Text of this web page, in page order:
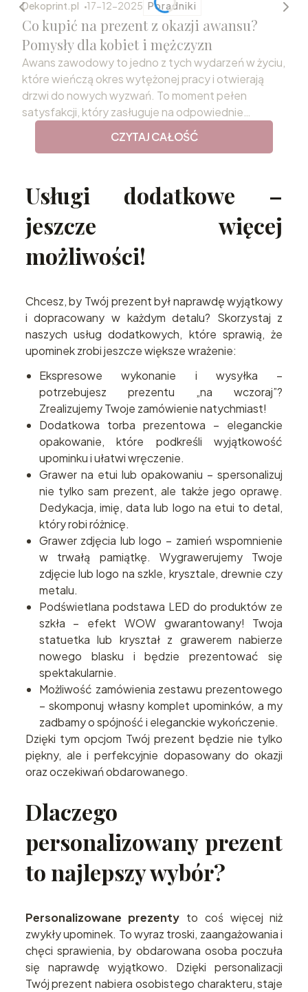
Dekoprint.pl 17-12-2025 Poradniki
Co kupić na prezent z okazji awansu?
Pomysły dla kobiet i mężczyzn
Awans zawodowy to jedno z tych wydarzeń w życiu,
które wieńczą okres wytężonej pracy i otwierają
drzwi do nowych wyzwań. To moment pełen
satysfakcji, który zasługuje na odpowiednie
uczczenie. Wybór podarunku, który odda rangę tej
chwili i przekaże szczere gratulacje, bywa jednak
gestem, ale również trwałą pamiątką sukcesu,
motywującą do dalszego rozwoju.
CZYTAJ CAŁOŚĆ
Usługi dodatkowe –
jeszcze więcej
możliwości!
Chcesz, by Twój prezent był naprawdę wyjątkowy
i dopracowany w każdym detalu? Skorzystaj z
naszych usług dodatkowych, które sprawią, że
upominek zrobi jeszcze większe wrażenie:
Ekspresowe wykonanie i wysyłka –
potrzebujesz prezentu „na wczoraj”?
Zrealizujemy Twoje zamówienie natychmiast!
Dodatkowa torba prezentowa – eleganckie
opakowanie, które podkreśli wyjątkowość
upominku i ułatwi wręczenie.
Grawer na etui lub opakowaniu – spersonalizuj
nie tylko sam prezent, ale także jego oprawę.
Dedykacja, imię, data lub logo na etui to detal,
który robi różnicę.
Grawer zdjęcia lub logo – zamień wspomnienie
w trwałą pamiątkę. Wygrawerujemy Twoje
zdjęcie lub logo na szkle, krysztale, drewnie czy
metalu.
Podświetlana podstawa LED do produktów ze
szkła – efekt WOW gwarantowany! Twoja
statuetka lub kryształ z grawerem nabierze
nowego blasku i będzie prezentować się
spektakularnie.
Możliwość zamówienia zestawu prezentowego
– skomponuj własny komplet upominków, a my
zadbamy o spójność i eleganckie wykończenie.
Dzięki tym opcjom Twój prezent będzie nie tylko
piękny, ale i perfekcyjnie dopasowany do okazji
oraz oczekiwań obdarowanego.
Dlaczego
personalizowany prezent
to najlepszy wybór?
Personalizowane prezenty to coś więcej niż
zwykły upominek. To wyraz troski, zaangażowania i
chęci sprawienia, by obdarowana osoba poczuła
się naprawdę wyjątkowo. Dzięki personalizacji
Twój prezent nabiera osobistego charakteru, staje